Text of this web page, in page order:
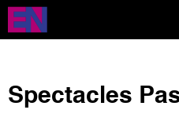
Aller
contenu
Spectacles